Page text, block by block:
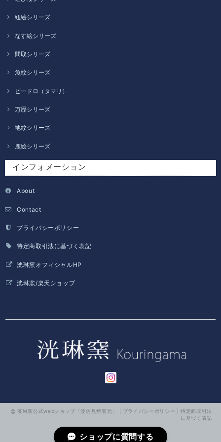
紐絵シリーズ
なす絵シリーズ
間取シリーズ
魚紋シリーズ
ビードロ（タマリ）
万歴シリーズ
地紋シリーズ
鹿絵シリーズ
インフォメーション
About
Contact
プライバシーポリシー
特定商取引法に基づく表記
洸琳窯オフィシャルHP
洸琳窯/楽天ショップ
洸琳窯公式webショップ「波佐見焼窯元」 | プライバシーポリシー |特定商取引法
に基づく表記
ショップに質問する